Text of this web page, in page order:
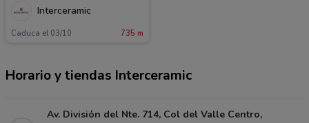
Interceramic
Caduca el 03/10 735 m
Horario y tiendas Interceramic
Av. División del Nte. 714, Col del Valle Centro,